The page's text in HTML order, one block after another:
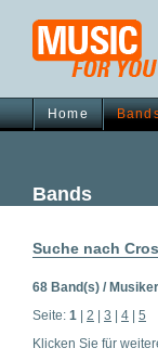
Home
Bands
Suche nach
68 Band(s) / Musiker
Seite: 1 2 3 4
5
Klicken Sie für